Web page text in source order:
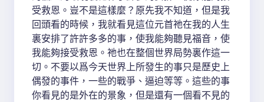
受救恩。豈不是這樣麼？原先我不知道，但是我
回頭看的時候，我就看見這位元首祂在我的人生
裏安排了許許多多的事，使我能夠聽見福音，使
我能夠接受救恩。祂也在整個世界局勢裏作這一
切。不要以爲今天世界上所發生的事只是歷史上
偶發的事件，一些的戰爭、逼迫等等。這些的事
你看見的是外在的景象，但是還有一個看不見的